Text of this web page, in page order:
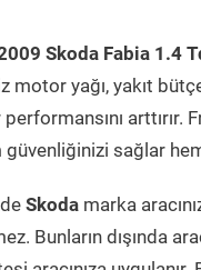
Skoda Fabia 1.4
motor yağı, yakıt
arttırır.
sağlar
Skoda marka
Bunların dışında